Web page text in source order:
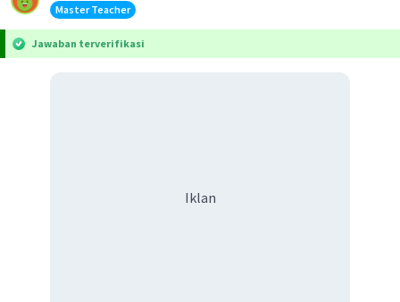
Master Teacher
Jawaban terverifikasi
Iklan